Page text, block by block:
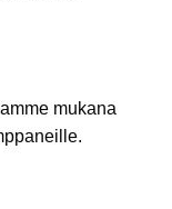
mukana